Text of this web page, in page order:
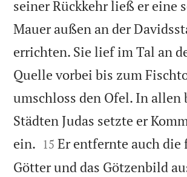
seiner Rückkehr ließ er eine
Mauer außen an der
errichten. Sie lief im Tal an
Quelle vorbei bis zum
umschloss den Ofel. In allen
Städten Judas setzte er
ein. 

15 Er entfernte auch die
Götter und das Götzenbild